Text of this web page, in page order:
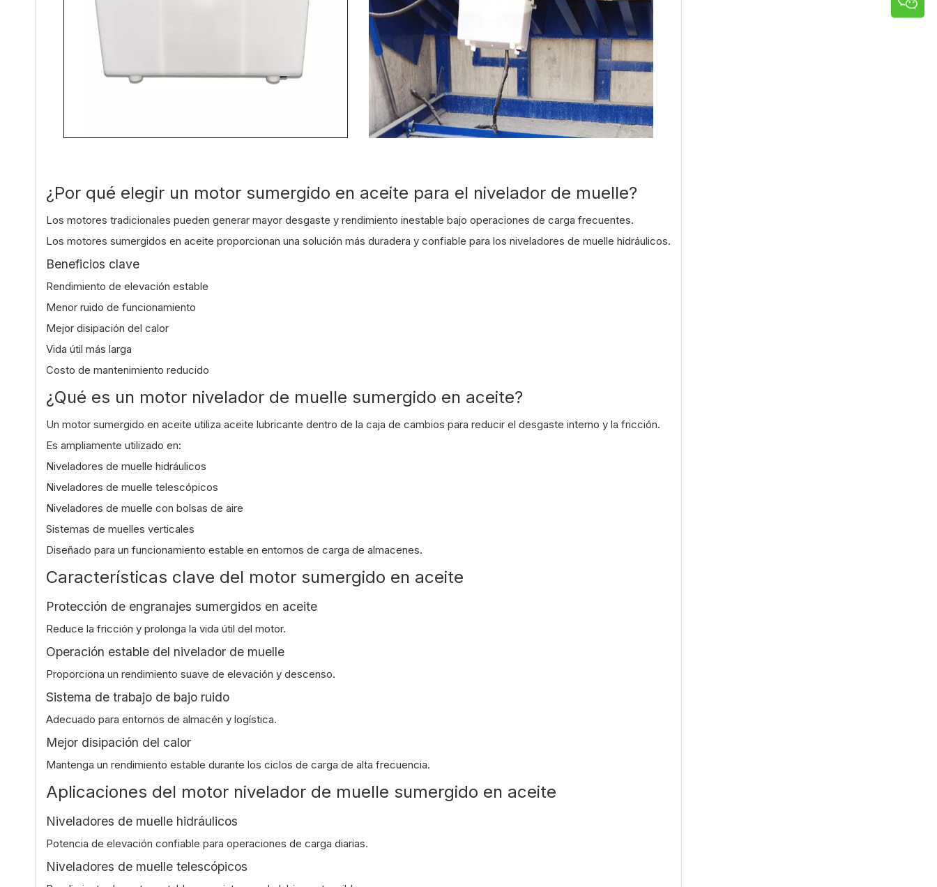
¿Por qué elegir un motor sumergido en aceite para el nivelador de muelle?
Los motores tradicionales pueden generar mayor desgaste y rendimiento inestable bajo operaciones de carga frecuentes.
Los motores sumergidos en aceite proporcionan una solución más duradera y confiable para los niveladores de muelle hidráulicos.
Beneficios clave
Rendimiento de elevación estable
Menor ruido de funcionamiento
Mejor disipación del calor
Vida útil más larga
Costo de mantenimiento reducido
¿Qué es un motor nivelador de muelle sumergido en aceite?
Un motor sumergido en aceite utiliza aceite lubricante dentro de la caja de cambios para reducir el desgaste interno y la fricción.
Es ampliamente utilizado en:
Niveladores de muelle hidráulicos
Niveladores de muelle telescópicos
Niveladores de muelle con bolsas de aire
Sistemas de muelles verticales
Diseñado para un funcionamiento estable en entornos de carga de almacenes.
Características clave del motor sumergido en aceite
Protección de engranajes sumergidos en aceite
Reduce la fricción y prolonga la vida útil del motor.
Operación estable del nivelador de muelle
Proporciona un rendimiento suave de elevación y descenso.
Sistema de trabajo de bajo ruido
Adecuado para entornos de almacén y logística.
Mejor disipación del calor
Mantenga un rendimiento estable durante los ciclos de carga de alta frecuencia.
Aplicaciones del motor nivelador de muelle sumergido en aceite
Niveladores de muelle hidráulicos
Potencia de elevación confiable para operaciones de carga diarias.
Niveladores de muelle telescópicos